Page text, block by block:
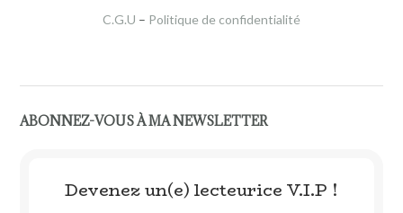
C.G.U – Politique de confidentialité
ABONNEZ-VOUS À MA NEWSLETTER
Devenez un(e) lecteurice V.I.P !